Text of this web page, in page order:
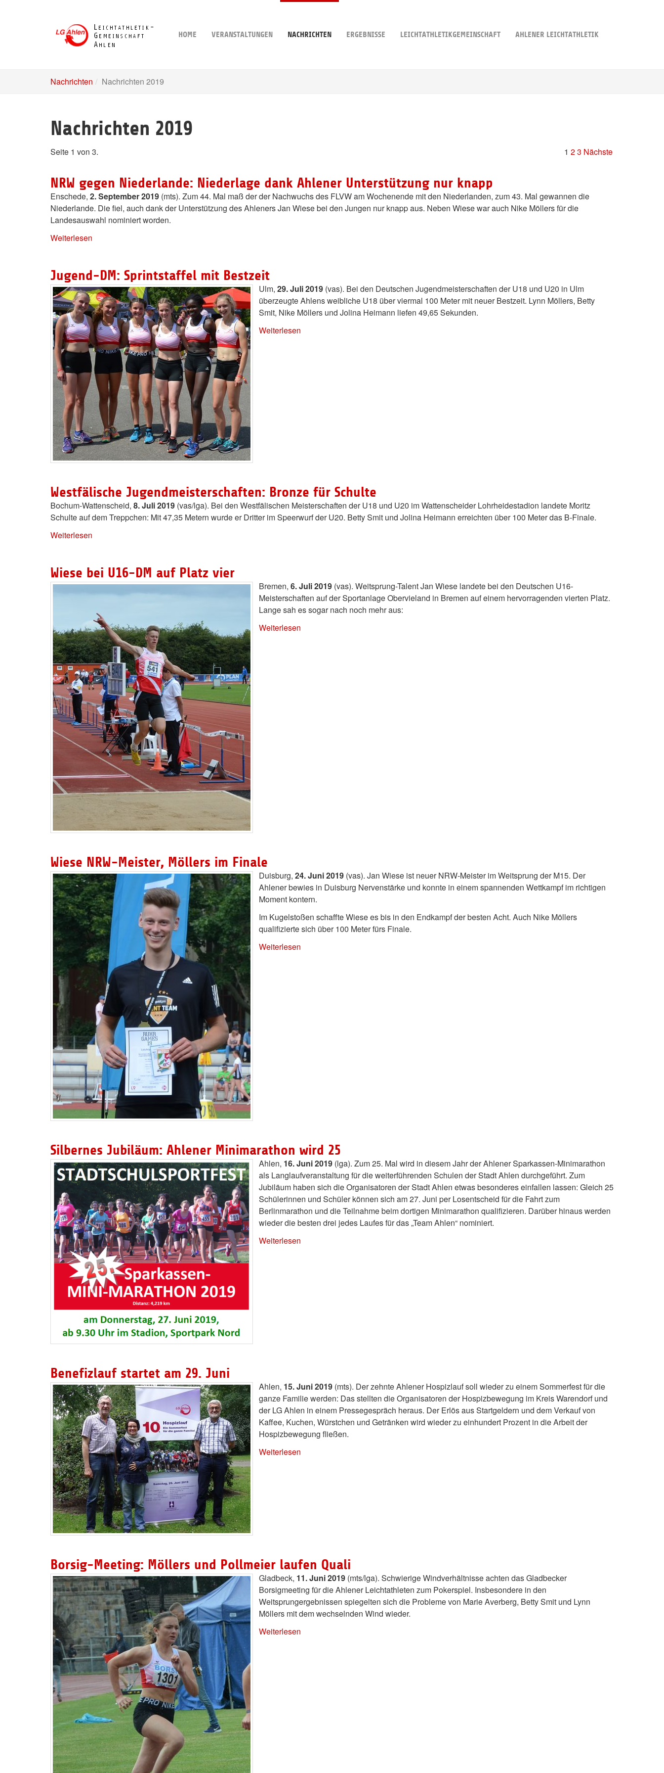
HOME VERANSTALTUNGEN NACHRICHTEN ERGEBNISSE LEICHTATHLETIKGEMEINSCHAFT AHLENER LEICHTATHLETIK
Nachrichten Nachrichten 2019
Nachrichten 2019
Seite 1 von 3. 1 23 Nächste
NRW gegen Niederlande: Niederlage dank Ahlener Unterstützung nur knapp
Enschede, 2. September 2019 (mts). Zum 44. Mal maß der der Nachwuchs des FLVW am Wochenende mit den Niederlanden, zum 43. Mal gewannen die
Niederlande. Die fiel, auch dank der Unterstützung des Ahleners Jan Wiese bei den Jungen nur knapp aus. Neben Wiese war auch Nike Möllers für die
Landesauswahl nominiert worden.
Weiterlesen
Jugend-DM: Sprintstaffel mit Bestzeit
Ulm, 29. Juli 2019 (vas). Bei den Deutschen Jugendmeisterschaften der U18 und U20 in Ulm
überzeugte Ahlens weibliche U18 über viermal 100 Meter mit neuer Bestzeit. Lynn Möllers, Betty
Smit, Nike Möllers und Jolina Heimann liefen 49,65 Sekunden.
Weiterlesen
Westfälische Jugendmeisterschaften: Bronze für Schulte
Bochum-Wattenscheid, 8. Juli 2019 (vas/lga). Bei den Westfälischen Meisterschaften der U18 und U20 im Wattenscheider Lohrheidestadion landete Moritz
Schulte auf dem Treppchen: Mit 47,35 Metern wurde er Dritter im Speerwurf der U20. Betty Smit und Jolina Heimann erreichten über 100 Meter das B-Finale.
Weiterlesen
Wiese bei U16-DM auf Platz vier
Bremen, 6. Juli 2019 (vas). Weitsprung-Talent Jan Wiese landete bei den Deutschen U16-
Meisterschaften auf der Sportanlage Obervieland in Bremen auf einem hervorragenden vierten Platz.
Lange sah es sogar nach noch mehr aus:
Weiterlesen
Wiese NRW-Meister, Möllers im Finale
Duisburg, 24. Juni 2019 (vas). Jan Wiese ist neuer NRW-Meister im Weitsprung der M15. Der
Ahlener bewies in Duisburg Nervenstärke und konnte in einem spannenden Wettkampf im richtigen
Moment kontern.
Im Kugelstoßen schaffte Wiese es bis in den Endkampf der besten Acht. Auch Nike Möllers
qualifizierte sich über 100 Meter fürs Finale.
Weiterlesen
Silbernes Jubiläum: Ahlener Minimarathon wird 25
Ahlen, 16. Juni 2019 (lga). Zum 25. Mal wird in diesem Jahr der Ahlener Sparkassen-Minimarathon
als Langlaufveranstaltung für die weiterführenden Schulen der Stadt Ahlen durchgeführt. Zum
Jubiläum haben sich die Organisatoren der Stadt Ahlen etwas besonderes einfallen lassen: Gleich 25
Schülerinnen und Schüler können sich am 27. Juni per Losentscheid für die Fahrt zum
Berlinmarathon und die Teilnahme beim dortigen Minimarathon qualifizieren. Darüber hinaus werden
wieder die besten drei jedes Laufes für das „Team Ahlen“ nominiert.
Weiterlesen
Benefizlauf startet am 29. Juni
Ahlen, 15. Juni 2019 (mts). Der zehnte Ahlener Hospizlauf soll wieder zu einem Sommerfest für die
ganze Familie werden: Das stellten die Organisatoren der Hospizbewegung im Kreis Warendorf und
der LG Ahlen in einem Pressegespräch heraus. Der Erlös aus Startgeldern und dem Verkauf von
Kaffee, Kuchen, Würstchen und Getränken wird wieder zu einhundert Prozent in die Arbeit der
Hospizbewegung fließen.
Weiterlesen
Borsig-Meeting: Möllers und Pollmeier laufen Quali
Gladbeck, 11. Juni 2019 (mts/lga). Schwierige Windverhältnisse achten das Gladbecker
Borsigmeeting für die Ahlener Leichtathleten zum Pokerspiel. Insbesondere in den
Weitsprungergebnissen spiegelten sich die Probleme von Marie Averberg, Betty Smit und Lynn
Möllers mit dem wechselnden Wind wieder.
Weiterlesen